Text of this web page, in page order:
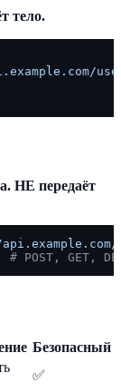
тело.
НЕ передаёт
# POST, GET,
Безопасный
✅